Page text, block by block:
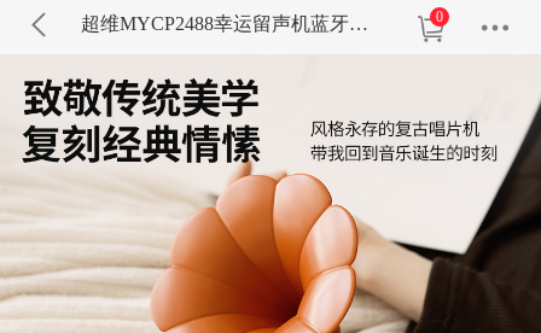
超维MYCP2488幸运留声机蓝牙音箱 0